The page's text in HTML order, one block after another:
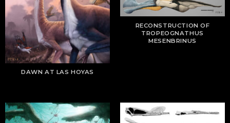
DAWN AT LAS HOYAS
RECONSTRUCTION OF
TROPEOGNATHUS
MESENBRINUS